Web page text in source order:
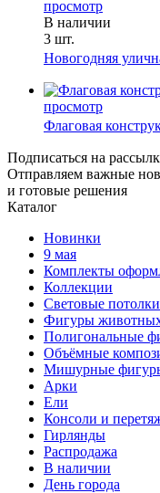
просмотр
В наличии
3 шт.
Новогодняя
просмотр
Флаговая
Подписаться на
Отправляем важные
и готовые решения
Каталог
Новинки
9 мая
Комплекты
Коллекции
Световые потолки
Фигуры
Полигональные
Объёмные
Мишурные
Арки
Ели
Консоли и
Гирлянды
Распродажа
В наличии
День города